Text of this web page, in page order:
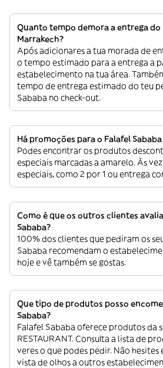
Quanto tempo demora a entrega do
Marrakech?
Após adicionares a tua morada de
o tempo estimado para a entrega a
estabelecimento na tua área.
tempo de entrega estimado do teu
Sababa no check-out.
Há promoções para o Falafel
Podes encontrar os produtos
especiais marcadas a amarelo. Às
especiais, como 2 por 1 ou entrega
Como é que os outros clientes
Sababa?
100% dos clientes que pediram os
Sababa recomendam o
hoje e vê também se gostas.
Que tipo de produtos posso
Sababa?
Falafel Sababa oferece produtos da
RESTAURANT. Consulta a lista de
veres o que podes pedir. Não
vista de olhos a outros